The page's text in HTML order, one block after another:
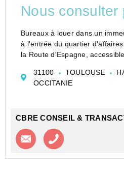
Nous consulter
Bureaux à louer dans un
à l'entrée du quartier
la Route d'Espagne,
Locaux livrés terminés,
31100 TOULOUSE
OCCITANIE
CBRE CONSEIL &
Contacter l'agence